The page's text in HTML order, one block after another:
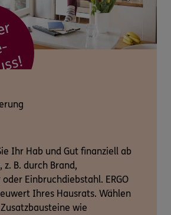
Ihr Hab und Gut finanziell ab
z. B. durch Brand,
Einbruchdiebstahl. ERGO
Ihres Hausrats. Wählen
wie